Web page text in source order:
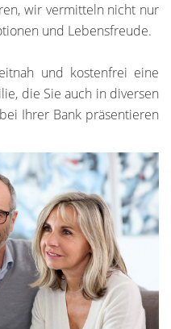
wir vermitteln nicht nur
und Lebensfreude.
und kostenfrei eine
die Sie auch in diversen
Ihrer Bank präsentieren